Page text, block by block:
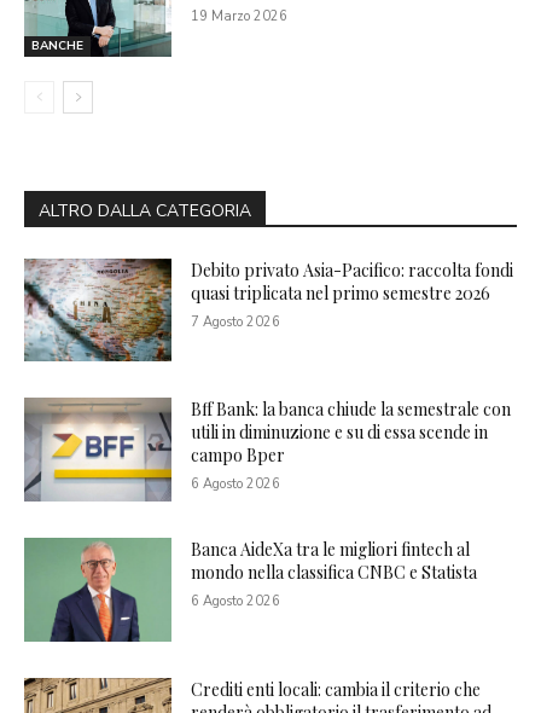
BANCHE
19 Marzo 2026
ALTRO DALLA CATEGORIA
Debito privato Asia-Pacifico: raccolta fondi
quasi triplicata nel primo semestre 2026
7 Agosto 2026
Bff Bank: la banca chiude la semestrale con
utili in diminuzione e su di essa scende in
campo Bper
6 Agosto 2026
Banca AideXa tra le migliori fintech al
mondo nella classifica CNBC e Statista
6 Agosto 2026
Crediti enti locali: cambia il criterio che